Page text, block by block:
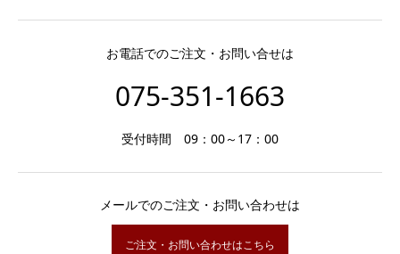
お電話でのご注文・お問い合せは
075-351-1663
受付時間 09：00～17：00
メールでのご注文・お問い合わせは
ご注文・お問い合わせはこちら